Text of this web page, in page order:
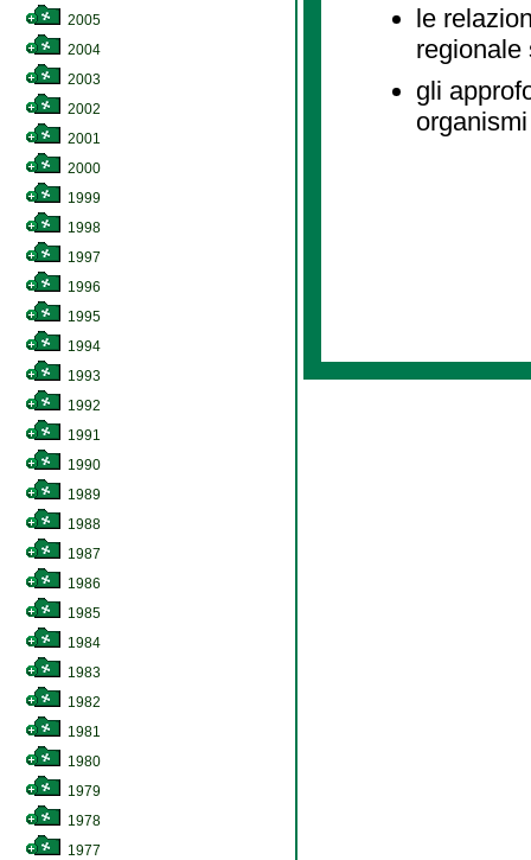
2005
2004
2003
2002
2001
2000
1999
1998
1997
1996
1995
1994
1993
1992
1991
1990
1989
1988
1987
1986
1985
1984
1983
1982
1981
1980
1979
1978
1977
le
regionale
gli